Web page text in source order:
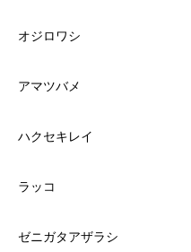
オジロワシ
アマツバメ
ハクセキレイ
ラッコ
ゼニガタアザラシ